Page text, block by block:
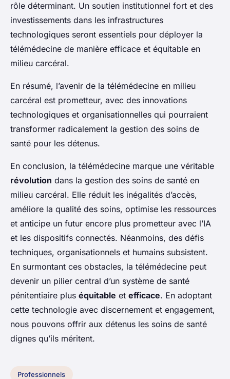
rôle déterminant. Un soutien institutionnel fort et des
investissements dans les infrastructures
technologiques seront essentiels pour déployer la
télémédecine de manière efficace et équitable en
milieu carcéral.
En résumé, l’avenir de la télémédecine en milieu
carcéral est prometteur, avec des innovations
technologiques et organisationnelles qui pourraient
transformer radicalement la gestion des soins de
santé pour les détenus.
En conclusion, la télémédecine marque une véritable
révolution dans la gestion des soins de santé en
milieu carcéral. Elle réduit les inégalités d’accès,
améliore la qualité des soins, optimise les ressources
et anticipe un futur encore plus prometteur avec l’IA
et les dispositifs connectés. Néanmoins, des défis
techniques, organisationnels et humains subsistent.
En surmontant ces obstacles, la télémédecine peut
devenir un pilier central d’un système de santé
pénitentiaire plus équitable et efficace. En adoptant
cette technologie avec discernement et engagement,
nous pouvons offrir aux détenus les soins de santé
dignes qu’ils méritent.
Professionnels